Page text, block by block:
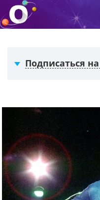
Подписаться